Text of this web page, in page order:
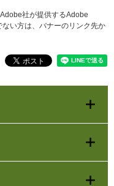
社が提供するAdobe
い方は、バナーのリンク先か